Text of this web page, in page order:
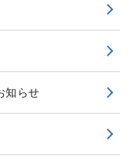
知らせ